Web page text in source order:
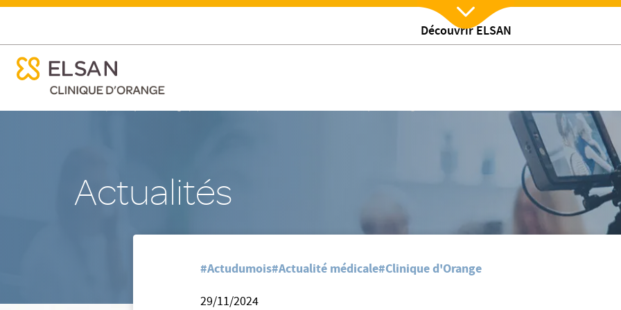
au
Découvrir ELSAN
Soirée Médicale à la Clinique d'Orange ELSAN
menu mobile
Nx:Afficher menu
menu mobile
Actualités
Accueil/Clinique d'Orange/Nos actualites/Soirée Médicale à la Clinique d'Orange ELSAN
#Actudumois#Actualité médicale#Clinique d'Orange
29/11/2024